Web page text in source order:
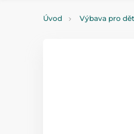
Úvod Výbava pro